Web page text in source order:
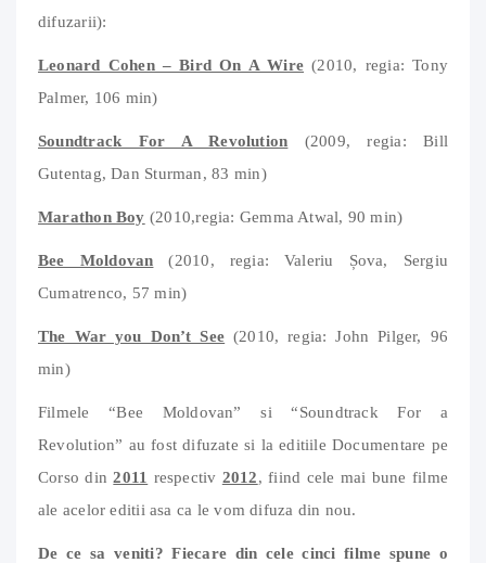
difuzarii):
Leonard Cohen – Bird On A Wire (2010, regia: Tony
Palmer, 106 min)
Soundtrack For A Revolution (2009, regia: Bill
Gutentag, Dan Sturman, 83 min)
Marathon Boy (2010,regia: Gemma Atwal, 90 min)
Bee Moldovan (2010, regia: Valeriu Șova, Sergiu
Cumatrenco, 57 min)
The War you Don’t See (2010, regia: John Pilger, 96
min)
Filmele “Bee Moldovan” si “Soundtrack For a
Revolution” au fost difuzate si la editiile Documentare pe
Corso din2011 respectiv 2012, fiind cele mai bune filme
ale acelor editii asa ca le vom difuza din nou.
De ce sa veniti? Fiecare din cele cinci filme spune o